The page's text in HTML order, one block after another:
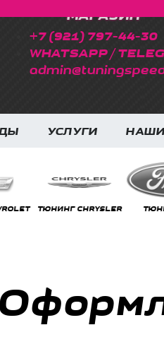
МАГАЗИН
+7 (921) 797-44-30
WHATSAPP /
УСЛУГИ
ТЮНИНГ CHRYSLER